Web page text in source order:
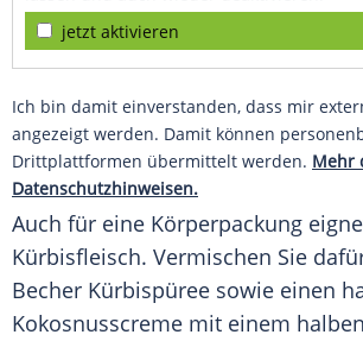
jetzt aktivieren
Ich bin damit einverstanden, dass mir
angezeigt werden. Damit können
Drittplattformen übermittelt werden. Mehr
Datenschutzhinweisen.
Auch für eine Körperpackung
Kürbisfleisch. Vermischen Sie
Becher Kürbispüree sowie einen
Kokosnusscreme mit einem halben